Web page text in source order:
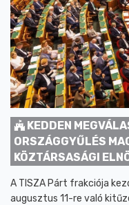
KEDDEN
ORSZÁGGYŰLÉS
KÖZTÁRSASÁGI
A TISZA Párt frakciója
augusztus 11-re való